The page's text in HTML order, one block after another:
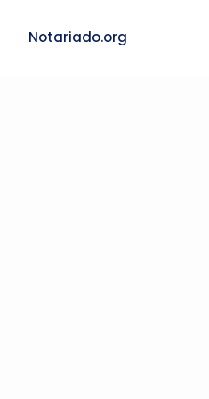
Notariado.org